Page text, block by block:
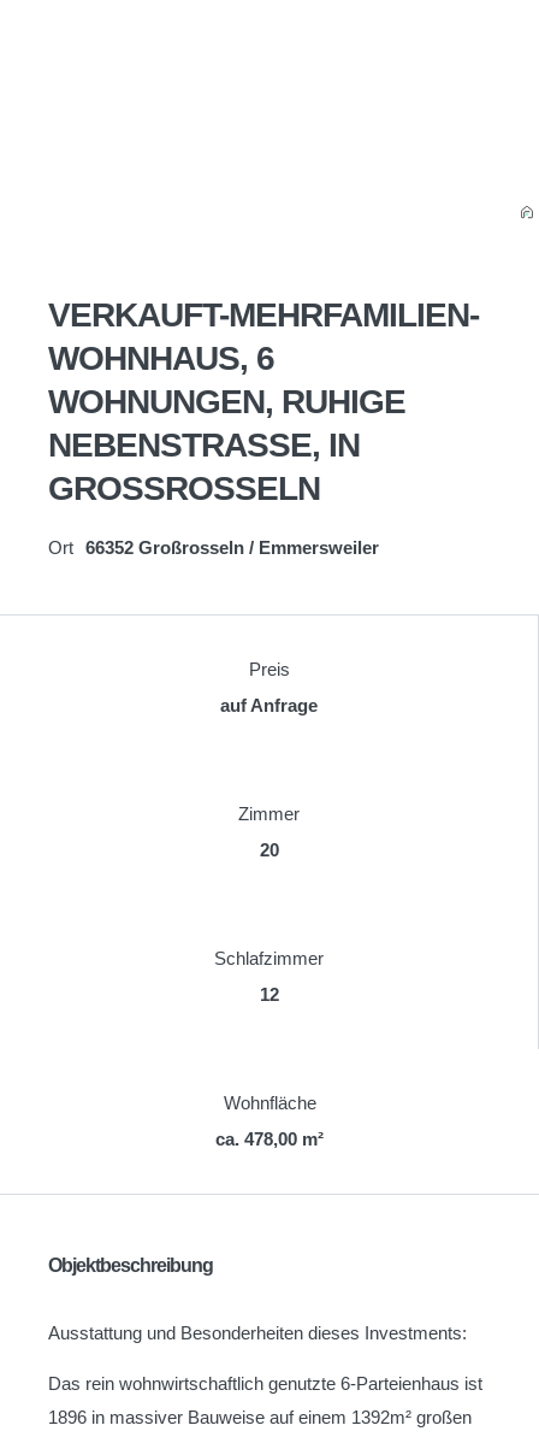
VERKAUFT-MEHRFAMILIEN-
WOHNHAUS, 6
WOHNUNGEN, RUHIGE
NEBENSTRASSE, IN
GROSSROSSELN
Ort 66352 Großrosseln / Emmersweiler
Preis
auf Anfrage
Zimmer
20
Schlafzimmer
12
Wohnfläche
ca. 478,00 m²
Objektbeschreibung
Ausstattung und Besonderheiten dieses Investments:
Das rein wohnwirtschaftlich genutzte 6-Parteienhaus ist
1896 in massiver Bauweise auf einem 1392m² großen